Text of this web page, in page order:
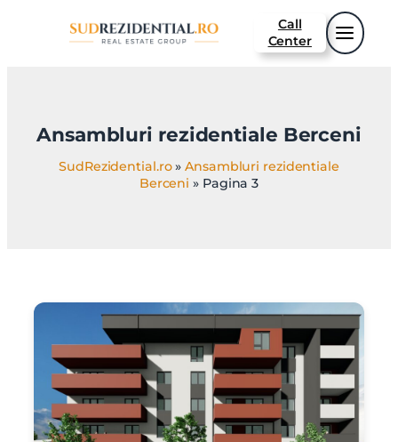
Call
Center
Ansambluri rezidentiale Berceni
SudRezidential.ro»Ansambluri rezidentiale
Berceni » Pagina 3